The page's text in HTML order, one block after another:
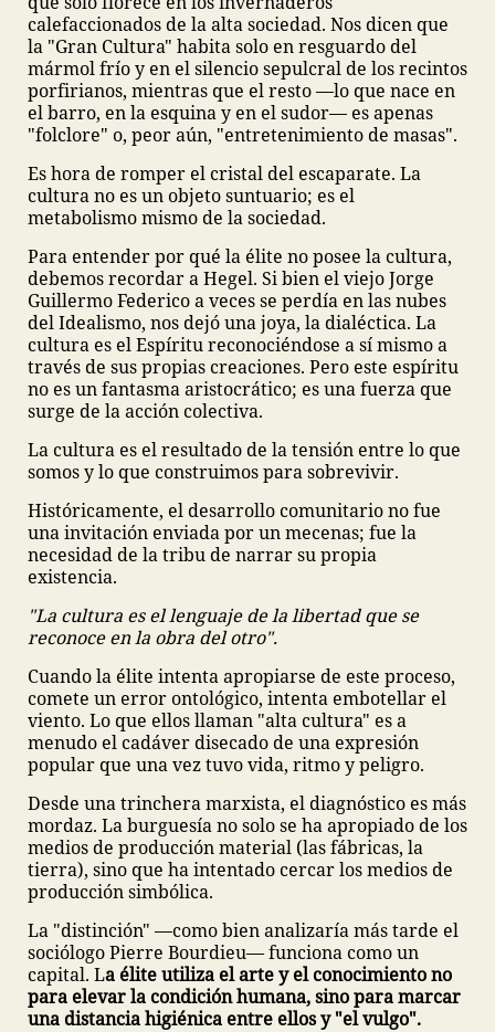
calefaccionados de la alta sociedad. Nos dicen que
la "Gran Cultura" habita solo en resguardo del
mármol frío y en el silencio sepulcral de los recintos
porfirianos, mientras que el resto —lo que nace en
el barro, en la esquina y en el sudor— es apenas
"folclore" o, peor aún, "entretenimiento de masas".
Es hora de romper el cristal del escaparate. La
cultura no es un objeto suntuario; es el
metabolismo mismo de la sociedad.
Para entender por qué la élite no posee la cultura,
debemos recordar a Hegel. Si bien el viejo Jorge
Guillermo Federico a veces se perdía en las nubes
del Idealismo, nos dejó una joya, la dialéctica. La
cultura es el Espíritu reconociéndose a sí mismo a
través de sus propias creaciones. Pero este espíritu
no es un fantasma aristocrático; es una fuerza que
surge de la acción colectiva.
La cultura es el resultado de la tensión entre lo que
somos y lo que construimos para sobrevivir.
Históricamente, el desarrollo comunitario no fue
una invitación enviada por un mecenas; fue la
necesidad de la tribu de narrar su propia
existencia.
"La cultura es el lenguaje de la libertad que se
reconoce en la obra del otro".
Cuando la élite intenta apropiarse de este proceso,
comete un error ontológico, intenta embotellar el
viento. Lo que ellos llaman "alta cultura" es a
menudo el cadáver disecado de una expresión
popular que una vez tuvo vida, ritmo y peligro.
Desde una trinchera marxista, el diagnóstico es más
mordaz. La burguesía no solo se ha apropiado de los
medios de producción material (las fábricas, la
tierra), sino que ha intentado cercar los medios de
producción simbólica.
La "distinción" —como bien analizaría más tarde el
sociólogo Pierre Bourdieu— funciona como un
capital. La élite utiliza el arte y el conocimiento no
para elevar la condición humana, sino para marcar
una distancia higiénica entre ellos y "el vulgo".